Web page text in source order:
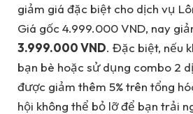
giảm giá đặc biệt cho dịch vụ
Giá gốc 4.999.000 VND, nay
3.999.000 VND. Đặc biệt, nếu
bạn bè hoặc sử dụng combo 2
được giảm thêm 5% trên tổng
hội không thể bỏ lỡ để bạn trải